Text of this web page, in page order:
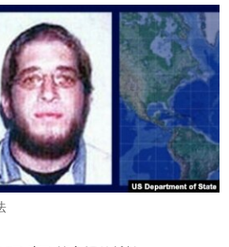
HEALTH